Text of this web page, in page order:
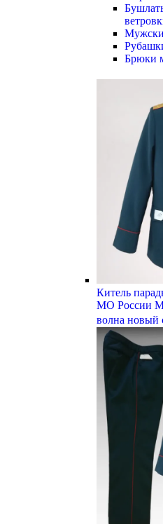
Брюки
Китель
МО России
волна новый